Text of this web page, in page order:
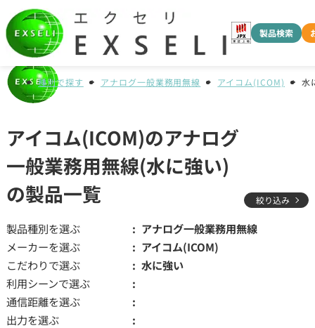
製品検索
種別で探す アナログ一般業務用無線 アイコム(ICOM) 水
アイコム(ICOM)のアナログ
一般業務用無線(水に強い)
の製品一覧
絞り込み
製品種別を選ぶ
アナログ一般業務用無線
メーカーを選ぶ
アイコム(ICOM)
こだわりで選ぶ
水に強い
利用シーンで選ぶ
通信距離を選ぶ
出力を選ぶ